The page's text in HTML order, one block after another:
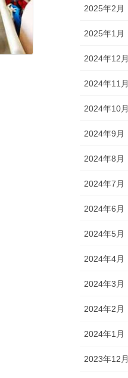
2025年2月
2025年1月
2024年12月
2024年11月
2024年10月
2024年9月
2024年8月
2024年7月
2024年6月
2024年5月
2024年4月
2024年3月
2024年2月
2024年1月
2023年12月